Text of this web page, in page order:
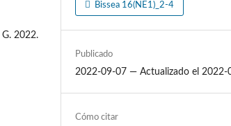
G. 2022.
Bissea 16(NE1)_2-4
Publicado
2022-09-07 — Actualizado el 2022-
Cómo citar